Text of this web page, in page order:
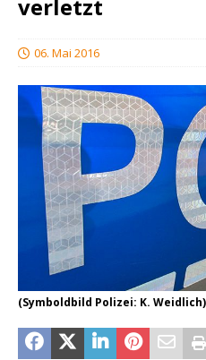
verletzt
06. Mai 2016
(Symboldbild Polizei: K. Weidlich)